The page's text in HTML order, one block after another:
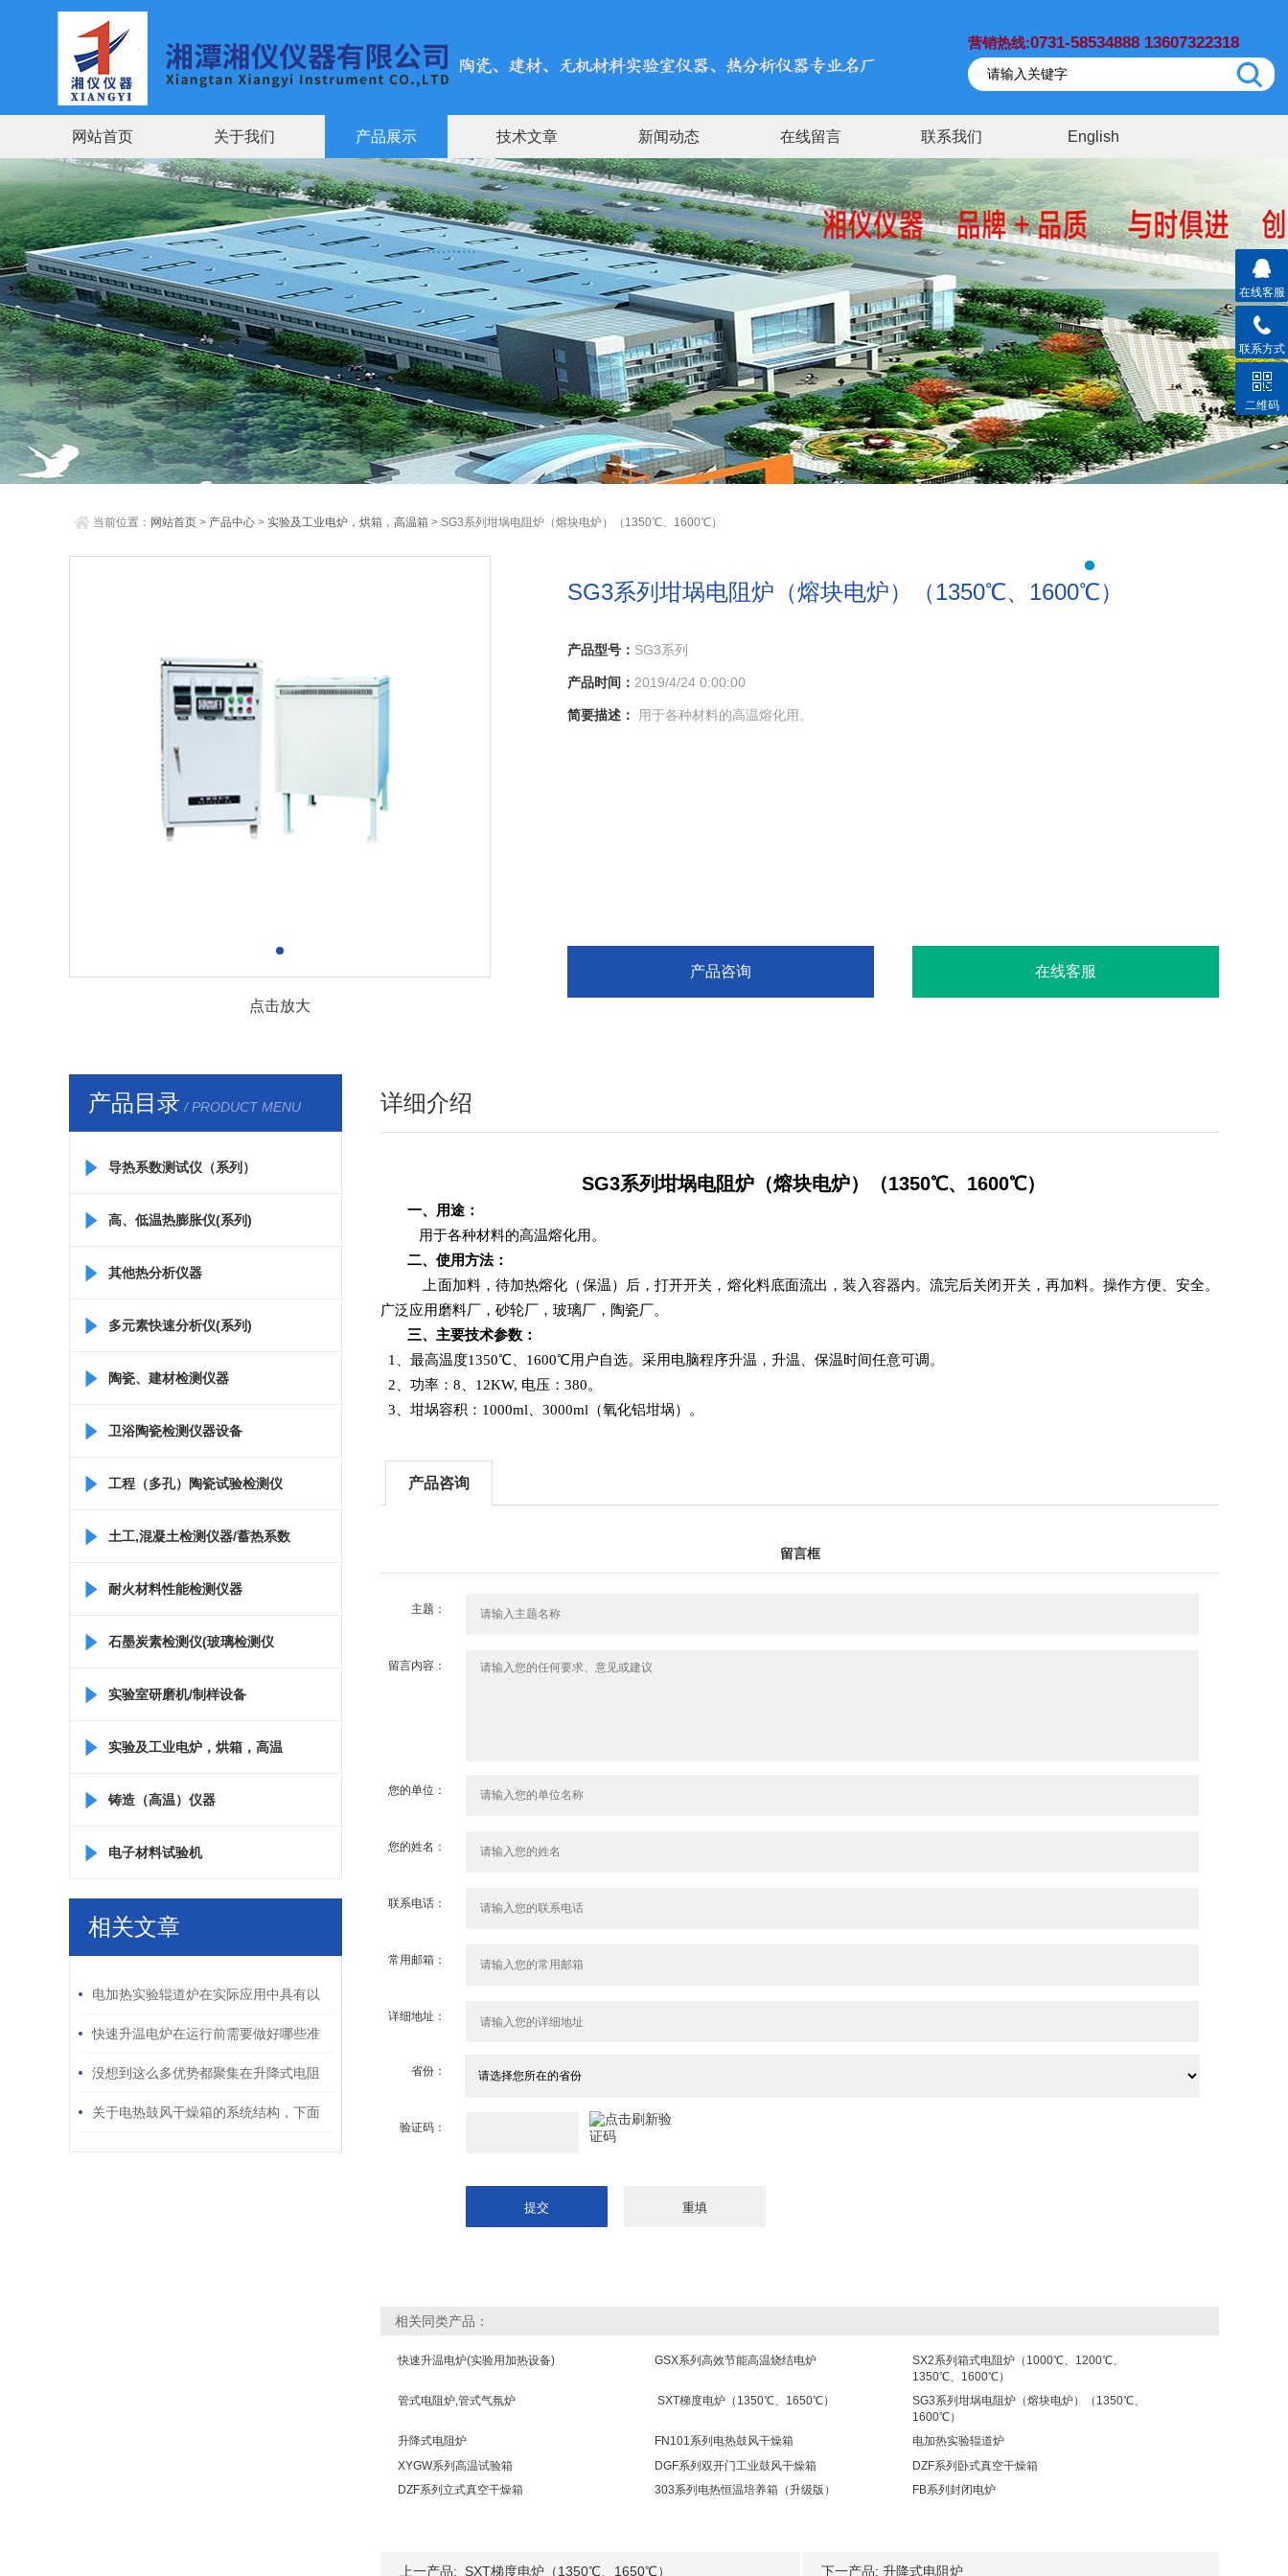
营销热线:0731-58534888 13607322318
网站首页 关于我们 产品展示 技术文章 新闻动态 在线留言 联系我们 English
当前位置： 网站首页 > 产品中心 > 实验及工业电炉，烘箱，高温箱 > SG3系列坩埚电阻炉（熔块电炉）（1350℃、1600℃）
点击放大
SG3系列坩埚电阻炉（熔块电炉）（1350℃、1600℃）
产品型号： SG3系列
产品时间： 2019/4/24 0:00:00
简要描述： 用于各种材料的高温熔化用。
产品咨询 在线客服
产品目录 / PRODUCT MENU
导热系数测试仪（系列）
高、低温热膨胀仪(系列)
其他热分析仪器
多元素快速分析仪(系列)
陶瓷、建材检测仪器
卫浴陶瓷检测仪器设备
工程（多孔）陶瓷试验检测仪
器
土工,混凝土检测仪器/蓄热系数
仪/比热容测定仪
耐火材料性能检测仪器
石墨炭素检测仪(玻璃检测仪
器)
实验室研磨机/制样设备
实验及工业电炉，烘箱，高温
箱
铸造（高温）仪器
电子材料试验机
相关文章
电加热实验辊道炉在实际应用中具有以
下三种分类
快速升温电炉在运行前需要做好哪些准
备工作检查？
没想到这么多优势都聚集在升降式电阻
炉上关于电热鼓风干燥箱的系统结构，下面
详细介绍
SG3系列坩埚电阻炉（熔块电炉）（1350℃、1600℃）
一、用途：
用于各种材料的高温熔化用。
二、使用方法：
上面加料，待加热熔化（保温）后，打开开关，熔化料底面流出，装入容器内。流完后关闭开关，再加料。操作方便、安全。
广泛应用磨料厂，砂轮厂，玻璃厂，陶瓷厂。
三、主要技术参数：
1
、最高温度1350℃、1600℃用户自选。 采用电脑程序升温，升温、保温时间任意可调。
2 、功率：8、12KW, 电压：380。
3 、坩埚容积：1000ml、3000ml（氧化铝坩埚）。
产品咨询
留言框
主题：
留言内容：
您的单位：
您的姓名：
联系电话：
常用邮箱：
详细地址：
省份：
验证码：
相关同类产品：
快速升温电炉(实验用加热设备) GSX系列高效节能高温烧结电炉
SX2系列箱式电阻炉（1000℃、1200℃、
1350℃、1600℃）
管式电阻炉,管式气氛炉
SXT梯度电炉（1350℃、1650℃）
SG3系列坩埚电阻炉（熔块电炉）（1350℃、
1600℃）
升降式电阻炉
FN101系列电热鼓风干燥箱
电加热实验辊道炉
XYGW系列高温试验箱
DGF系列双开门工业鼓风干燥箱
DZF系列卧式真空干燥箱
DZF系列立式真空干燥箱
303系列电热恒温培养箱（升级版） FB系列封闭电炉
上一产品: SXT梯度电炉（1350℃、1650℃） 下一产品: 升降式电阻炉
在线客服
联系方式
二维码